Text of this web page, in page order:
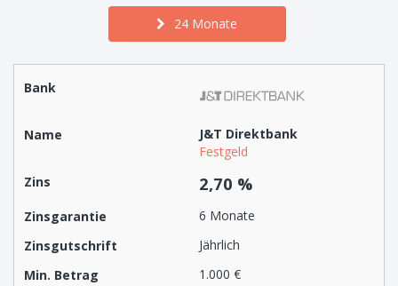
24 Monate
J&T Direktbank
Festgeld
2,70 %
6 Monate
Jährlich
1.000 €